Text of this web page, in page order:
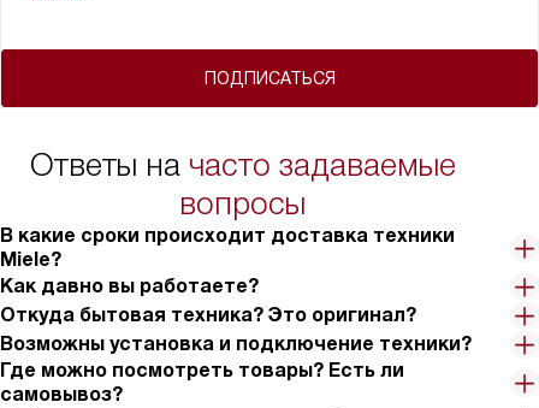
ПОДПИСАТЬСЯ
Ответы на часто задаваемые
вопросы
В какие сроки происходит доставка техники
Miele?
Как давно вы работаете?
Откуда бытовая техника? Это оригинал?
Возможны установка и подключение техники?
Где можно посмотреть товары? Есть ли
самовывоз?